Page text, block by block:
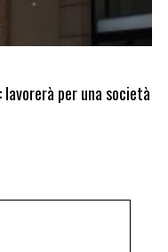
per una società